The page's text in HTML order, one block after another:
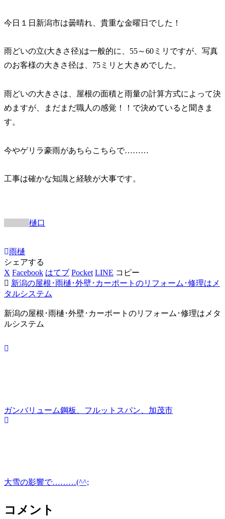
今日１日新潟市は曇晴れ、貴重な金曜日でした！
雨どいの立(大きさ径)は一般的に、55～60ミリですが、写真
のお客様の大きさ径は、75ミリと大きめでした。
雨どいの大きさは、屋根の面積と雨量の計算方式によって決
めますが、まだまだ職人の感覚！！で決めていると聞きま
す。
今やゲリラ豪雨があちらこちらで………
工事は確かな知識と経験が大事です。
樋口
雨樋
シェアする
X Facebook はてブ Pocket LINE コピー
新潟の屋根･雨樋･外壁･カーポートのリフォーム･修理はメ
タルシステム
新潟の屋根･雨樋･外壁･カーポートのリフォーム･修理はメタ
ルシステム
ガンバリューム鋼板、フルットスパン、加茂市
大雪の影響で………(^^;
コメント